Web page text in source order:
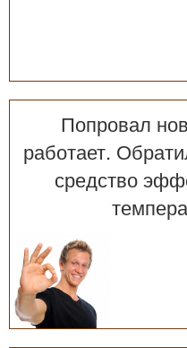
Попровал
работает.
средство